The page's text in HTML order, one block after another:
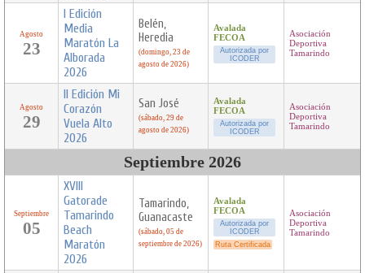
Agosto
23
I Edición
Media
Maratón La
Alborada
2026
Belén,
Heredia
(domingo, 23 de
agosto de 2026)
Avalada
FECOA
Autorizada por
ICODER
Asociación
Deportiva
Tamarindo
Agosto
29
II Edición Mi
Corazón
Vuela Alto
2026
San José
(sábado, 29 de
agosto de 2026)
Avalada
FECOA
Autorizada por
ICODER
Asociación
Deportiva
Tamarindo
Septiembre 2026
Septiembre
05
XVIII
Gatorade
Tamarindo
Beach
Maratón
2026
Tamarindo,
Guanacaste
(sábado, 05 de
septiembre de 2026)
Avalada
FECOA
Autorizada por
ICODER
Ruta Certificada
Asociación
Deportiva
Tamarindo